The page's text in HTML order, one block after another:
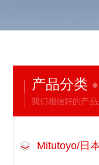
产品分类
我们相信好的产品
Mitutoyo/日